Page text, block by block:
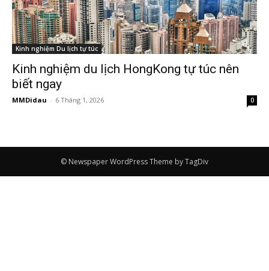
Kinh nghiệm Du lịch tự túc
Kinh nghiệm du lịch HongKong tự túc nên
biết ngay
MMDidau - 6 Tháng 1, 2026 0
© Newspaper WordPress Theme by TagDiv